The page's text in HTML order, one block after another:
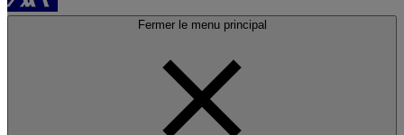
Fermer le menu principal